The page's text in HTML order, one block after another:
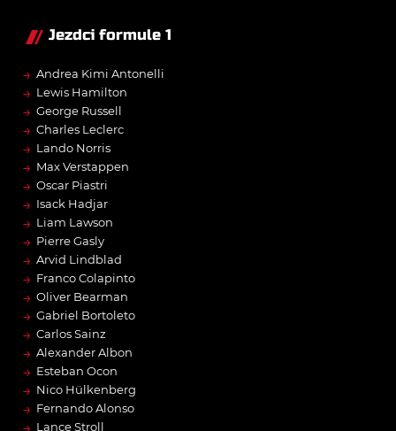
Jezdci formule 1
→ Andrea Kimi Antonelli
→ Lewis Hamilton
→ George Russell
→ Charles Leclerc
→ Lando Norris
→ Max Verstappen
→ Oscar Piastri
→ Isack Hadjar
→ Liam Lawson
→ Pierre Gasly
→ Arvid Lindblad
→ Franco Colapinto
→ Oliver Bearman
→ Gabriel Bortoleto
→ Carlos Sainz
→ Alexander Albon
→ Esteban Ocon
→ Nico Hülkenberg
→ Fernando Alonso
Lance Stroll